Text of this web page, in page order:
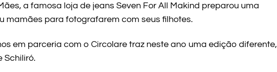
a famosa loja de jeans Seven For All Makind preparou uma
mamães para fotografarem com seus filhotes.
em parceria com o Circolare traz neste ano uma edição diferente,
Schiliró.